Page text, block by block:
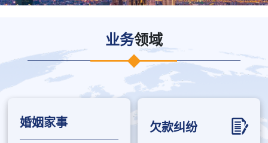
业务领域
婚姻家事 欠款纠纷